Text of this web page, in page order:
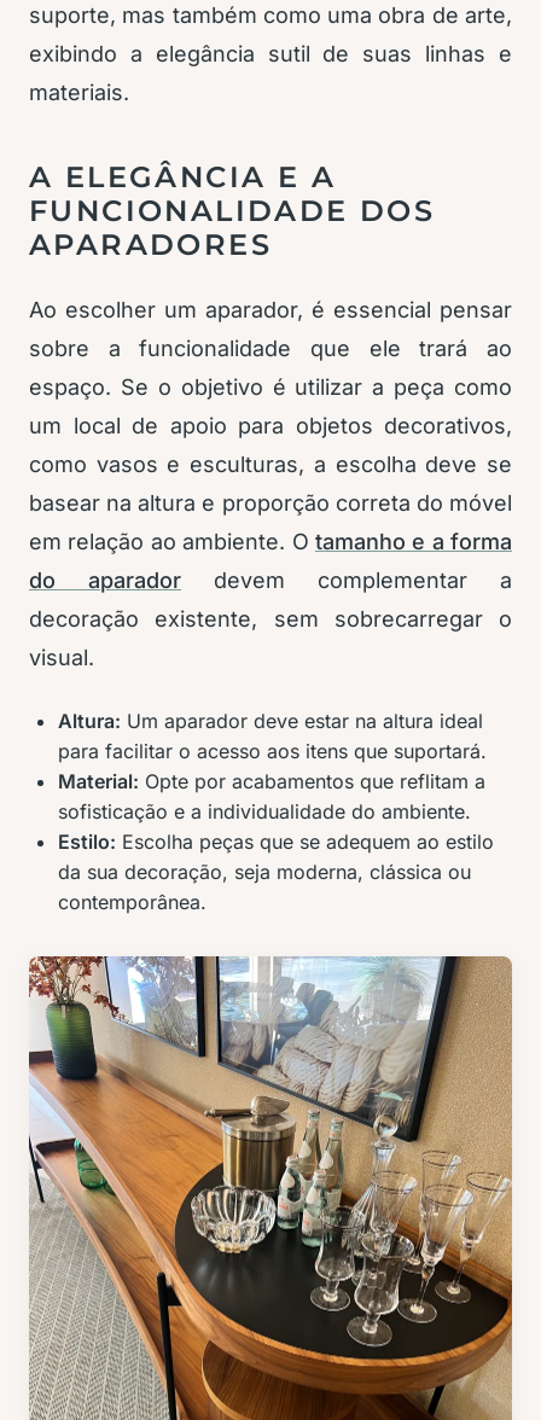
suporte, mas também como uma obra de arte,
exibindo a elegância sutil de suas linhas e
materiais.
A ELEGÂNCIA E A
FUNCIONALIDADE DOS
APARADORES
Ao escolher um aparador, é essencial pensar
sobre a funcionalidade que ele trará ao
espaço. Se o objetivo é utilizar a peça como
um local de apoio para objetos decorativos,
como vasos e esculturas, a escolha deve se
basear na altura e proporção correta do móvel
em relação ao ambiente. O tamanho e a forma
do aparador devem complementar a
decoração existente, sem sobrecarregar o
visual.
Altura: Um aparador deve estar na altura ideal
para facilitar o acesso aos itens que suportará.
Material: Opte por acabamentos que reflitam a
sofisticação e a individualidade do ambiente.
Estilo: Escolha peças que se adequem ao estilo
da sua decoração, seja moderna, clássica ou
contemporânea.